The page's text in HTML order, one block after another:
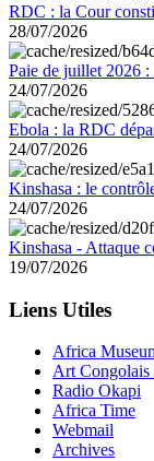
RDC : la Cour
28/07/2026
Paie de juillet 2026 :
24/07/2026
Ebola : la RDC
24/07/2026
Kinshasa : le
24/07/2026
Kinshasa - Attaque
19/07/2026
Liens Utiles
Africa
Art
Radio Okapi
Africa Time
Webmail
Archives